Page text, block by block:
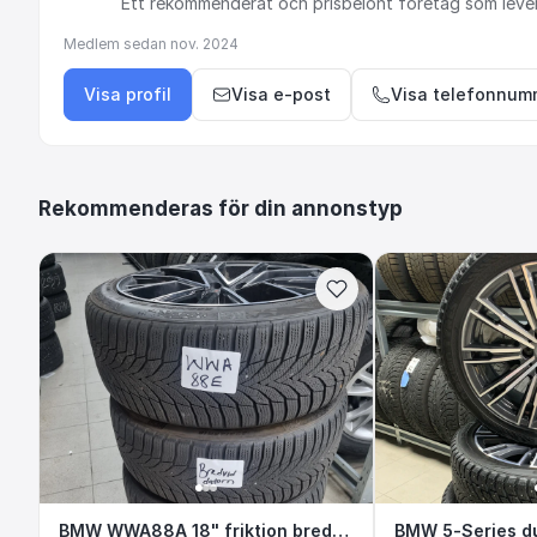
Medlem sedan nov. 2024
Visa profil Visa e-post Visa
Rekommenderas för din annonstyp
BMW WWA88A 18" friktion bredvid datorn